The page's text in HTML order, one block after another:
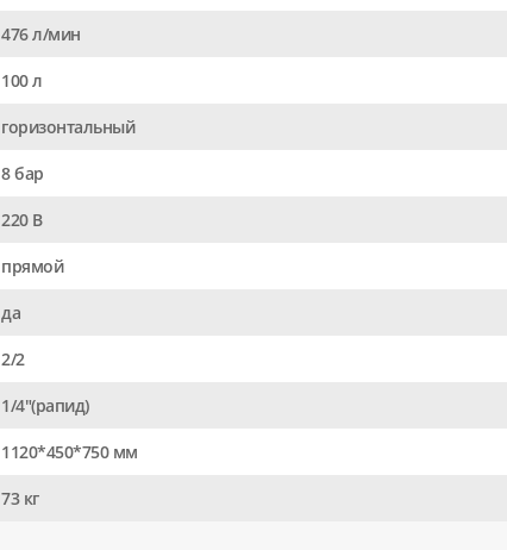
476 л/мин
100 л
горизонтальный
8 бар
220 В
прямой
да
2/2
1/4"(рапид)
1120*450*750 мм
73 кг